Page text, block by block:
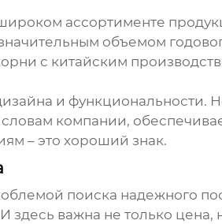
ассортименте
объемом
с китайским
и функциональности.
компании,
– это хороший знак.
поиска надежного
здесь важна не только цена,